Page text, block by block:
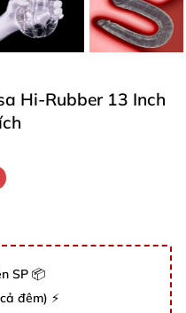
Hi-Rubber 13 Inch
SP 📦
đêm) ⚡